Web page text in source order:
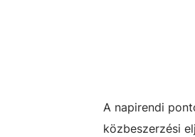
A napirendi
közbeszerzési